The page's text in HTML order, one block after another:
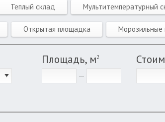
Теплый склад Мультитемпературный
Открытая площадка Морозильные
Площадь, м2